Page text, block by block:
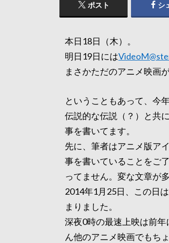
ポスト シ
本日18日（木）。
明日19日には
まさかただのアニメ映画
ということもあって、今
伝説的な伝説（？）と共
事を書いてます。
先に、筆者はアニメ版ア
事を書いていることをご
ってません。変な文章が
2014年1月25日、この日
まりました。
深夜0時の最速上映は前
ん他のアニメ映画でもち